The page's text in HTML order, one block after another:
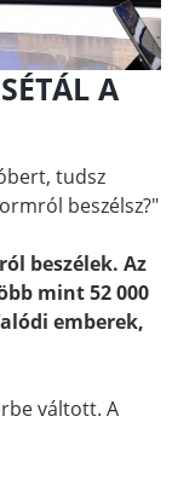
A
tudsz
beszélsz?"
beszélek. Az
mint 52 000
emberek,
váltott. A